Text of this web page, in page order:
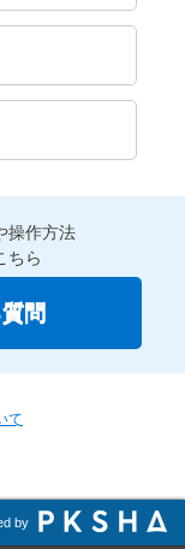
操作方法
ちら
問
て
by